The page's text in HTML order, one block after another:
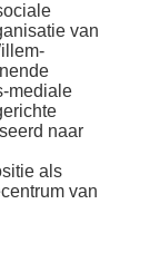
van
mediale
naar
als
van